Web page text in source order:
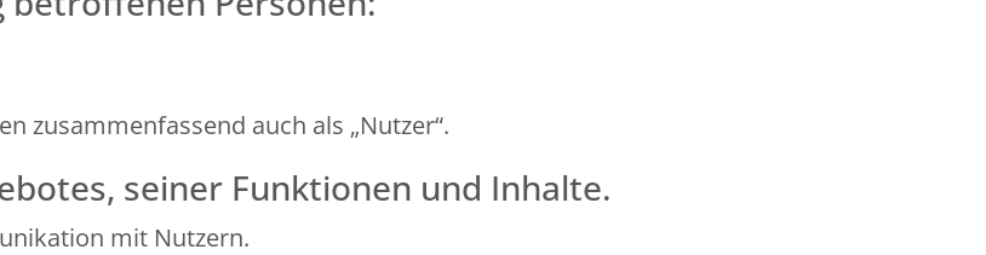
zusammenfassend auch als „Nutzer“.
seiner Funktionen und Inhalte.
mit Nutzern.